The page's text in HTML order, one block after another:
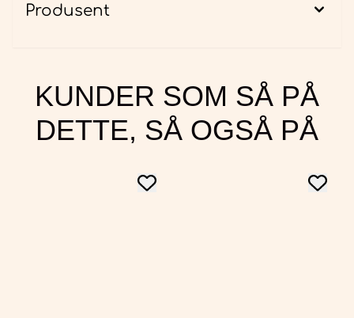
Produsent
KUNDER SOM SÅ PÅ
DETTE, SÅ OGSÅ PÅ